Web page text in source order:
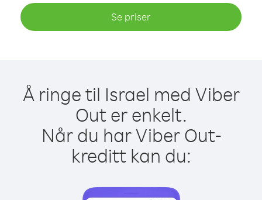
Se priser
Å ringe til Israel med Viber
Out er enkelt.
Når du har Viber Out-
kreditt kan du: